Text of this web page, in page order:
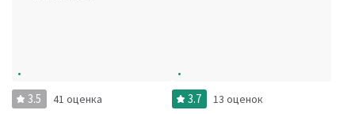
3.5 41 оценка 3.7 13 оценок